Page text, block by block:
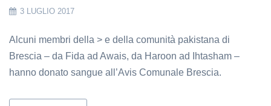
3 LUGLIO 2017
Alcuni membri della > e della comunità pakistana di
Brescia – da Fida ad Awais, da Haroon ad Ihtasham –
hanno donato sangue all’Avis Comunale Brescia.